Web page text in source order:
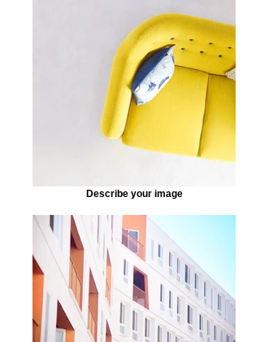
Describe your image